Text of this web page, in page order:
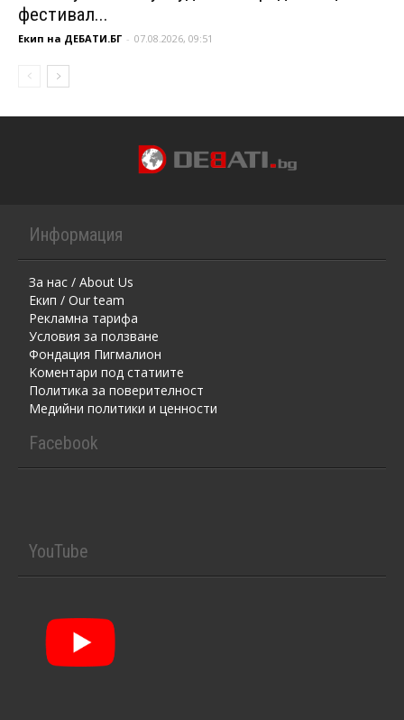
фестивал...
Екип на ДЕБАТИ.БГ - 07.08.2026, 09:51
Информация
За нас / About Us
Екип / Our team
Рекламна тарифа
Условия за ползване
Фондация Пигмалион
Kоментaри под статиите
Политика за поверителност
Медийни политики и ценности
Facebook
YouTube